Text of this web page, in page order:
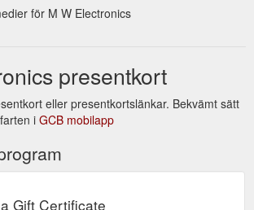
för M W Electronics
presentkort
eller presentkortslänkar. Bekvämt sätt
i GCB mobilapp
Gift Certificate